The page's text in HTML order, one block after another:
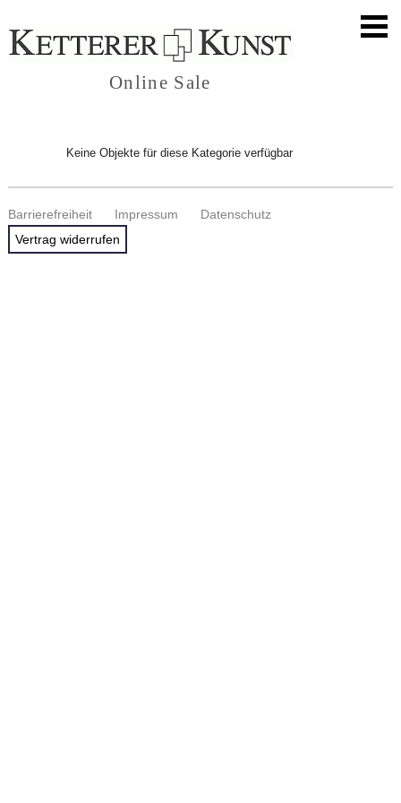
Online Sale
Keine Objekte für diese Kategorie verfügbar
Barrierefreiheit Impressum
Datenschutz
Vertrag widerrufen